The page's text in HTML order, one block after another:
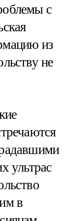
с
из
не
ультрас
в